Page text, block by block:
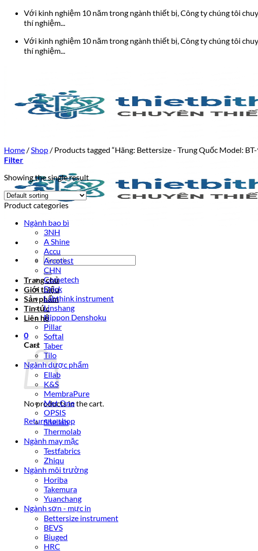
dung
Với kinh nghiệm 10 năm trong ngành thiết bị, Công ty chúng tôi
thí nghiệm...
Với kinh nghiệm 10 năm trong ngành thiết bị, Công ty chúng tôi
thí nghiệm...
Search
for:
Trang chủ
Giới thiệu
Sản phẩm
Tin tức
Liên hệ
0
Cart
No products in the cart.
Return to shop
Home /Shop / Products tagged “Hãng: Bettersize - Trung Quốc Model:
Filter
Showing the single result
Product categories
Ngành bao bì
3NH
A Shine
Accu
Arcotest
CHN
Cometech
Drick
Labthink instrument
Linshang
Nippon Denshoku
Pillar
Softal
Taber
Tilo
Ngành dược phẩm
Ellab
K&S
MembraPure
Met One
OPSIS
Shellab
Thermolab
Ngành may mặc
Testfabrics
Zhiqu
Ngành môi trường
Horiba
Takemura
Yuanchang
Ngành sơn - mực in
Bettersize instrument
BEVS
Biuged
HRC